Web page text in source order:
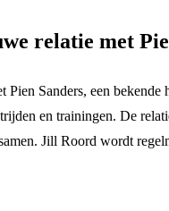
relatie met
Pien Sanders, een
en trainingen. De
Jill Roord wordt